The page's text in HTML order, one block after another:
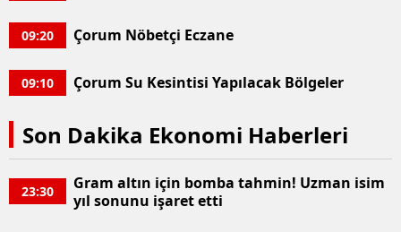
09:20 Çorum Nöbetçi Eczane
09:10 Çorum Su Kesintisi Yapılacak Bölgeler
Son Dakika Ekonomi Haberleri
23:30
Gram altın için bomba tahmin! Uzman isim
yıl sonunu işaret etti